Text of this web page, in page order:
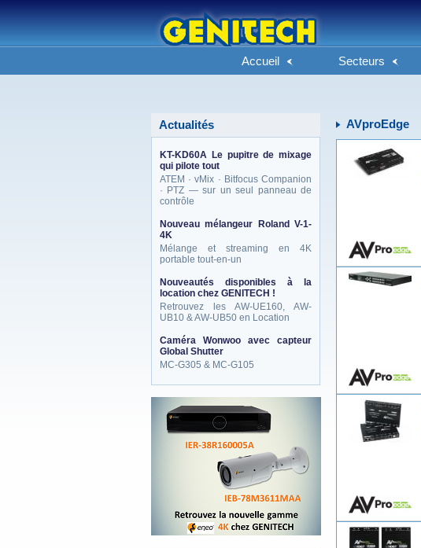
Accueil Secteurs
Actualités
KT-KD60A Le pupitre de mixage
qui pilote tout
ATEM · vMix · Bitfocus Companion
· PTZ — sur un seul panneau de
contrôle
Nouveau mélangeur Roland V-1-
4K
Mélange et streaming en 4K
portable tout-en-un
Nouveautés disponibles à la
location chez GENITECH !
Retrouvez les AW-UE160, AW-
UB10 & AW-UB50 en Location
Caméra Wonwoo avec capteur
Global Shutter
MC-G305 & MC-G105
AVproEdge